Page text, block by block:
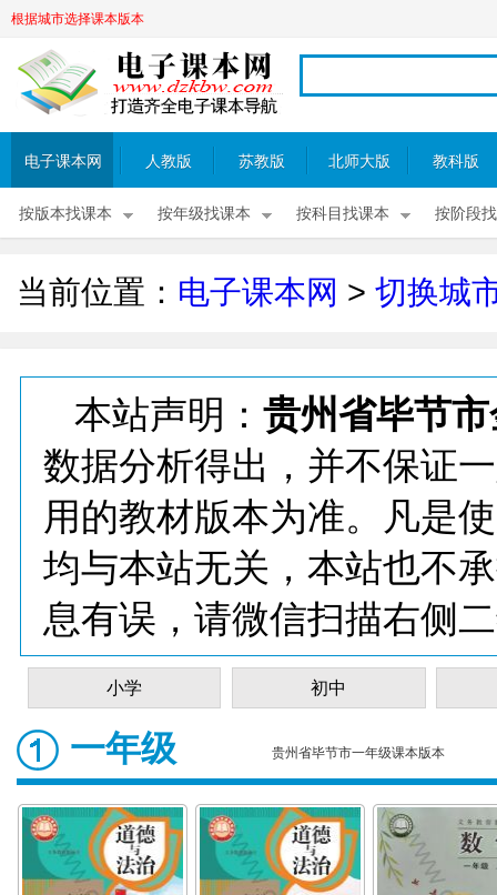
根据城市选择课本版本
电子课本网 人教版 苏教版 北师大版 教科版
按版本找课本 按年级找课本 按科目找课本 按阶段
当前位置： 电子课本网 > 切换城
本站声明： 贵州省毕节
数据分析得出，并不保证
用的教材版本为准。凡是
均与本站无关，本站也不
息有误，请微信扫描右侧
小学 初中
一年级 贵州省毕节市一年级课本版本